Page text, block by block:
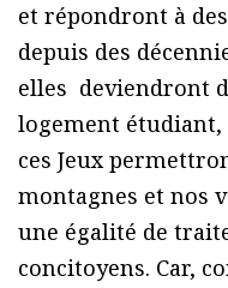
et répondront à
depuis des
elles deviendront
logement étudiant,
ces Jeux
montagnes et nos
une égalité de
concitoyens. Car,